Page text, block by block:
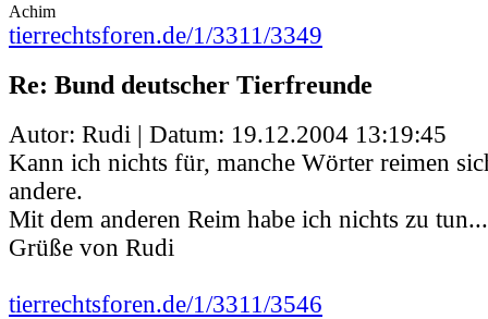
Achim
tierrechtsforen.de/1/3311/3349
Re: Bund deutscher Tierfreunde
Autor: Rudi | Datum: 19.12.2004 13:19:45
Kann ich nichts für, manche Wörter reimen
andere.
Mit dem anderen Reim habe ich nichts zu tun...
Grüße von Rudi
tierrechtsforen.de/1/3311/3546